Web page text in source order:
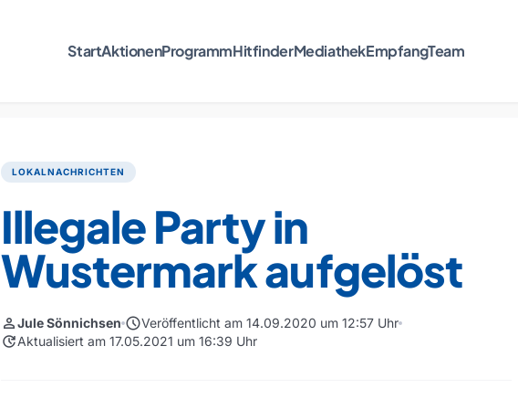
StartAktionenProgrammHitfinderMediathekEmpfangTeam
LOKALNACHRICHTEN
Illegale Party in
Wustermark aufgelöst
personJule Sönnichsen scheduleVeröffentlicht am 14.09.2020 um 12:57 Uhr
updateAktualisiert am 17.05.2021 um 16:39 Uhr